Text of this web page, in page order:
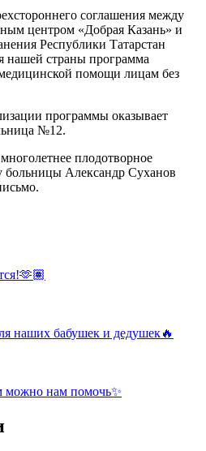
соглашения между
центром «Добрая Казань» и
Республики Татарстан
нашей страны программа
помощи лицам без
программы оказывает
№12.
плодотворное
больницы Александр Суханов
наших бабушек и дедушек🔥
можно нам помочь✨